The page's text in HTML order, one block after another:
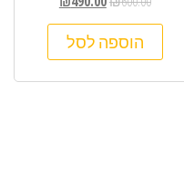
הוספה לסל